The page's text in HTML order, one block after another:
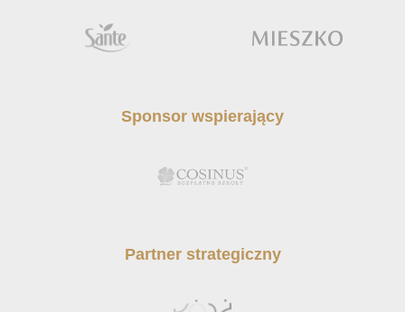
Sponsor wspierający
Partner strategiczny